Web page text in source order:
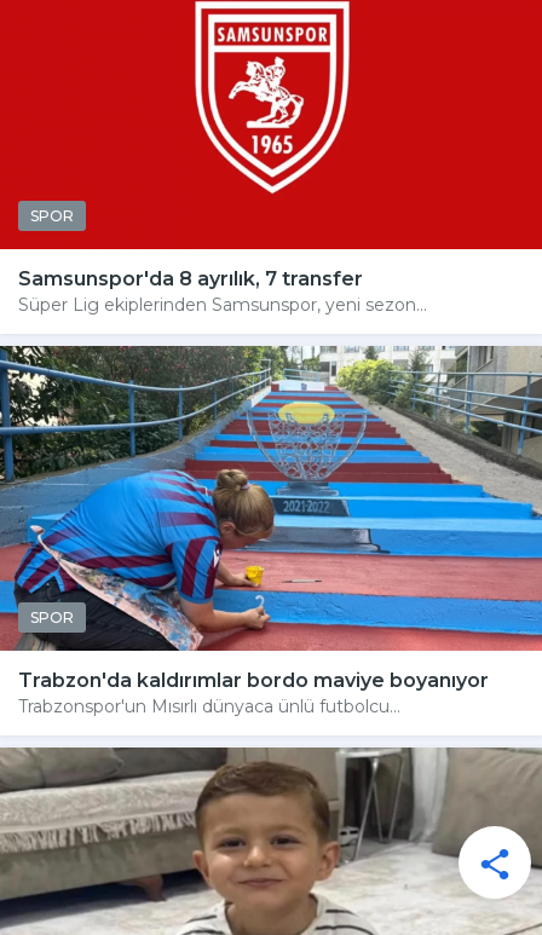
SPOR
Samsunspor'da 8 ayrılık, 7 transfer
Süper Lig ekiplerinden Samsunspor, yeni sezon...
SPOR
Trabzon'da kaldırımlar bordo maviye boyanıyor
Trabzonspor'un Mısırlı dünyaca ünlü futbolcu...